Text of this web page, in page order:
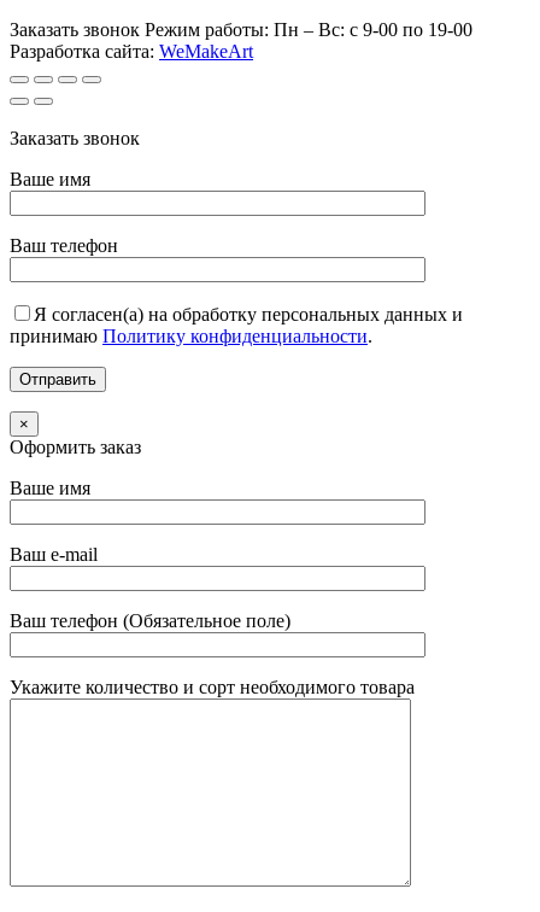
Заказать звонок Режим работы: Пн – Вс: с 9-00 по 19-00
Разработка сайта: WeMakeArt
Заказать звонок
Ваше имя
Ваш телефон
Я согласен(а) на обработку персональных данных и
принимаю Политику конфиденциальности.
×
Оформить заказ
Ваше имя
Ваш e-mail
Ваш телефон (Обязательное поле)
Укажите количество и сорт необходимого товара